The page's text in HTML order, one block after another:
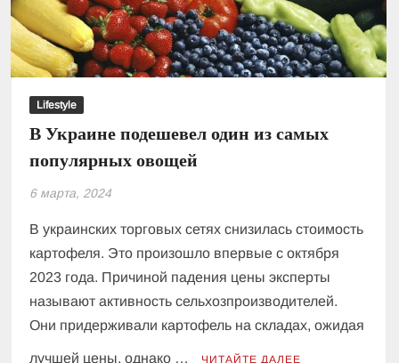
Lifestyle
В Украине подешевел один из самых
популярных овощей
6 марта, 2024
В украинских торговых сетях снизилась стоимость
картофеля. Это произошло впервые с октября
2023 года. Причиной падения цены эксперты
называют активность сельхозпроизводителей.
Они придерживали картофель на складах, ожидая
лучшей цены, однако … ЧИТАЙТЕ ДАЛЕЕ